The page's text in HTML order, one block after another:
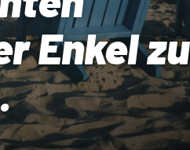
Enkel zu